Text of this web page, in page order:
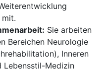
mit.
Sie arbeiten
Bereichen Neurologie
Inneren
Lebensstil-Medizin